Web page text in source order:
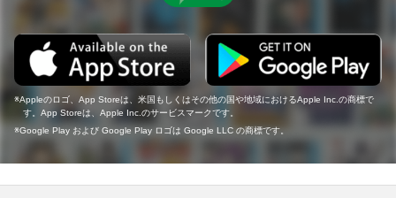
Appleのロゴ、App Storeは、米国もしくはその他の国や地域におけるApple Inc.の商標で
す。App Storeは、Apple Inc.のサービスマークです。
Google Play および Google Play ロゴは Google LLC の商標です。